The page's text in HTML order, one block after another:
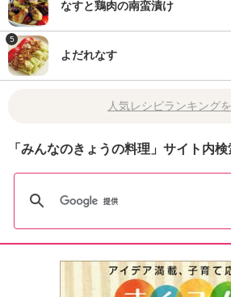
なすと鶏肉の南蛮漬け
5
よだれなす
人気レシピランキング
「みんなのきょうの料理」サイト内検